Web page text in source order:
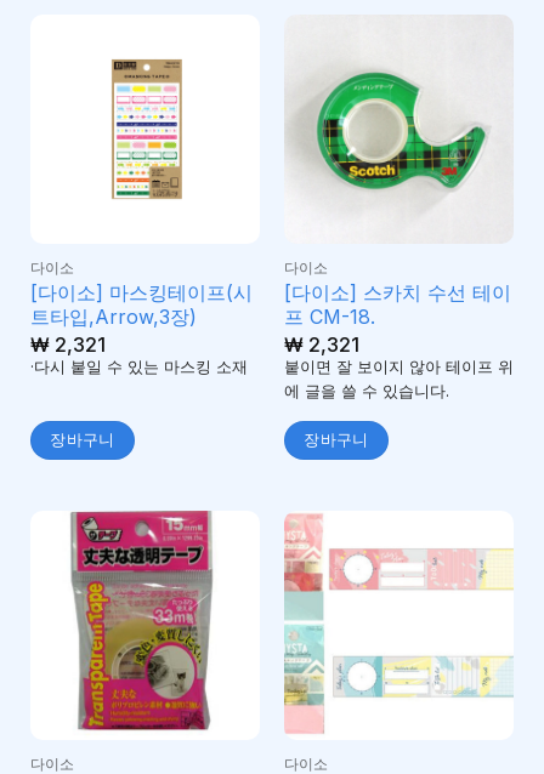
다이소
[다이소] 마스킹테이프(시
트타입,Arrow,3장)
₩2,321
·다시 붙일 수 있는 마스킹 소재
장바구니
다이소
[다이소] 스카치 수선 테이
프 CM-18.
₩2,321
붙이면 잘 보이지 않아 테이프 위
에 글을 쓸 수 있습니다.
장바구니
다이소 다이소